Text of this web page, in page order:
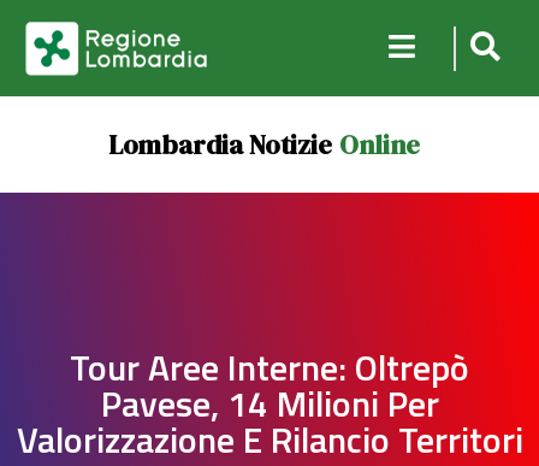
Lombardia Notizie Online
Tour Aree Interne: Oltrepò
Pavese, 14 Milioni Per
Valorizzazione E Rilancio Territori